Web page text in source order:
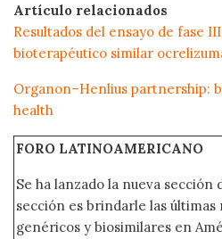
Artículo relacionados
Resultados del ensayo de fase
bioterapéutico similar
Organon–Henlius partnership:
health
FORO LATINOAMERICANO
Se ha lanzado la nueva sección
sección es brindarle las
genéricos y biosimilares en